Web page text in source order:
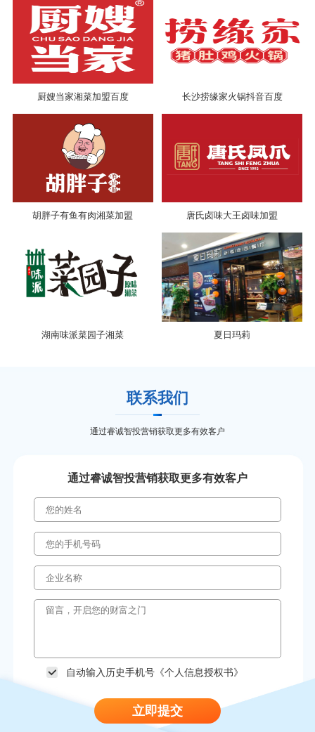
厨嫂当家湘菜加盟百度 长沙捞缘家火锅抖音百度
胡胖子有鱼有肉湘菜加盟 唐氏卤味大王卤味加盟
湖南味派菜园子湘菜 夏日玛莉
联系我们
通过睿诚智投营销获取更多有效客户
通过睿诚智投营销获取更多有效客户
自动输入历史手机号《个人信息授权书》
立即提交